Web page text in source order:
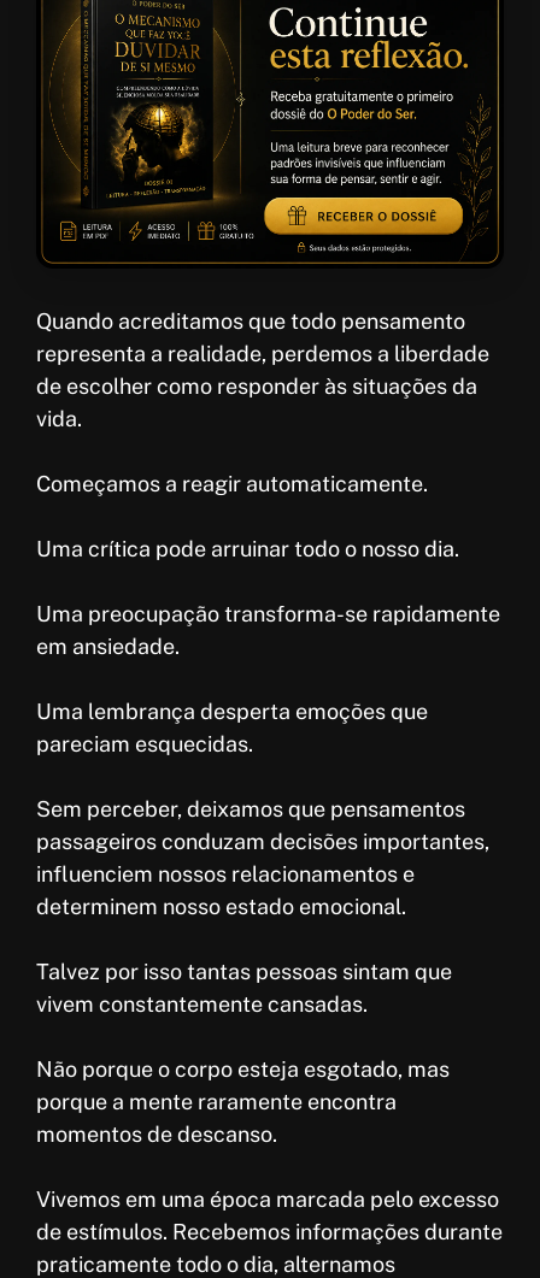
Quando acreditamos que todo pensamento
representa a realidade, perdemos a liberdade
de escolher como responder às situações da
vida.
Começamos a reagir automaticamente.
Uma crítica pode arruinar todo o nosso dia.
Uma preocupação transforma-se rapidamente
em ansiedade.
Uma lembrança desperta emoções que
pareciam esquecidas.
Sem perceber, deixamos que pensamentos
passageiros conduzam decisões importantes,
influenciem nossos relacionamentos e
determinem nosso estado emocional.
Talvez por isso tantas pessoas sintam que
vivem constantemente cansadas.
Não porque o corpo esteja esgotado, mas
porque a mente raramente encontra
momentos de descanso.
Vivemos em uma época marcada pelo excesso
de estímulos. Recebemos informações durante
praticamente todo o dia, alternamos